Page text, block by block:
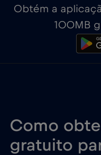
Obtém a
100MB
Como
gratuito